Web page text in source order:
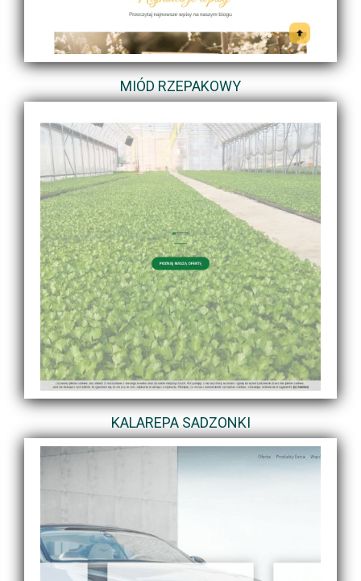
MIÓD RZEPAKOWY
KALAREPA SADZONKI